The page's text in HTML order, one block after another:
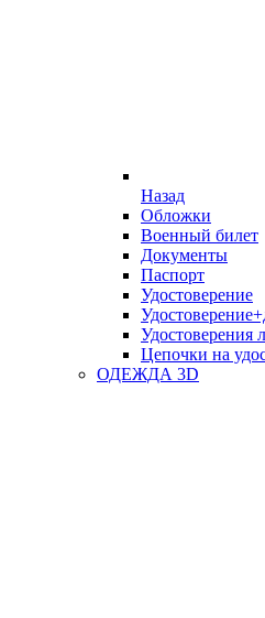
Назад
Обложки
Военный билет
Документы
Паспорт
Удостоверение
Удостоверения
Цепочки на
ОДЕЖДА 3D